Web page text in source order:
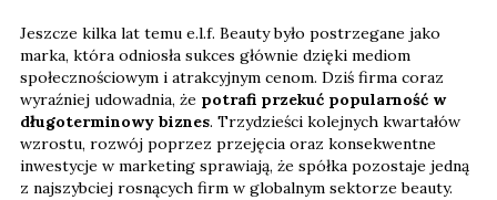
Jeszcze kilka lat temu e.l.f. Beauty było postrzegane jako
marka, która odniosła sukces głównie dzięki mediom
społecznościowym i atrakcyjnym cenom. Dziś firma coraz
wyraźniej udowadnia, że potrafi przekuć popularność w
długoterminowy biznes. Trzydzieści kolejnych kwartałów
wzrostu, rozwój poprzez przejęcia oraz konsekwentne
inwestycje w marketing sprawiają, że spółka pozostaje jedną
z najszybciej rosnących firm w globalnym sektorze beauty.